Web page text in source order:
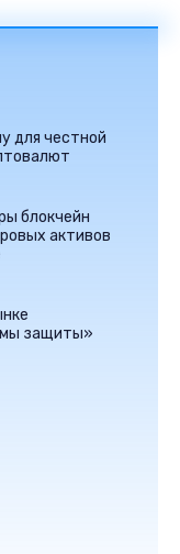
для честной
блокчейн
активов
защиты»